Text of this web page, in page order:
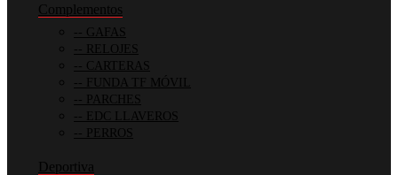
Complementos
GAFAS
RELOJES
CARTERAS
FUNDA TF MÓVIL
PARCHES
EDC LLAVEROS
PERROS
Deportiva